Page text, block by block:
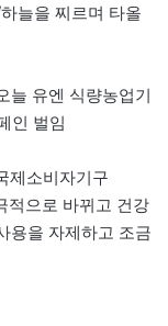
늘을 찌르며 타올
늘 유엔 식량농업기
인 벌임
제소비자기구
적으로 바뀌고 건강
용을 자제하고 조금